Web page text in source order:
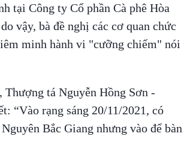
tại Công ty Cổ phần Cà phê Hòa
vậy, bà đề nghị các cơ quan chức
minh hành vi "cưỡng chiếm" nói
tá Nguyễn Hồng Sơn -
“Vào rạng sáng 20/11/2021, có
Bắc Giang nhưng vào để bàn